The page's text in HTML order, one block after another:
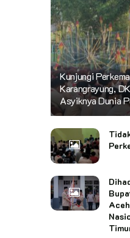
Kunjungi
Karangrayung,
Asyiknya Dunia